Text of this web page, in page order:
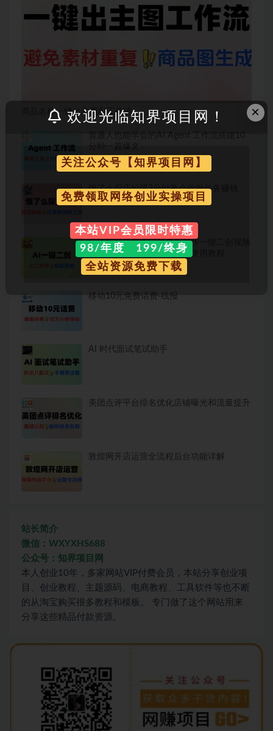
商品名称一键出主图AI工作流
普通人也能学会的AI Agent 工作流搭建10
分钟一篇爆文
饿了么探店拍照3分钟教会你做任务赚钱
多功能视频提取宝包含AI创作一键二创视频
消音违禁词监测等永久脚本使用教程
移动10元免费话费-线报
AI 时代面试笔试助手
美团点评平台排名优化店铺曝光和流量提升
敦煌网开店运营全流程后台功能详解
站长简介
微信：WXYXHS688
公众号：知界项目网
本人创业10年，多家网站VIP付费会员，本站分享创业项
目、创业教程、主题源码、电商教程、工具软件等也不断
的从淘宝购买很多教程和模板。 专门做了这个网站用来
分享这些精品付款资源。
×
欢迎光临知界项目网！
关注公众号【知界项目网】
免费领取网络创业实操项目
本站VIP会员限时特惠
98/年度 199/终身
全站资源免费下载